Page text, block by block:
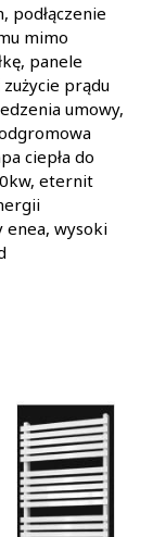
podłączenie
mimo
panele
prądu
umowy,
ciepła do
eternit
wysoki